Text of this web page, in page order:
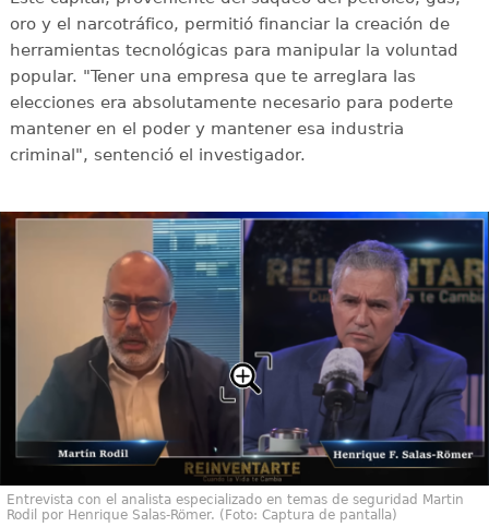
oro y el narcotráfico, permitió financiar la creación de
herramientas tecnológicas para manipular la voluntad
popular. "Tener una empresa que te arreglara las
elecciones era absolutamente necesario para poderte
mantener en el poder y mantener esa industria
criminal", sentenció el investigador.
Entrevista con el analista especializado en temas de seguridad Martin
Rodil por Henrique Salas-Römer. (Foto: Captura de pantalla)